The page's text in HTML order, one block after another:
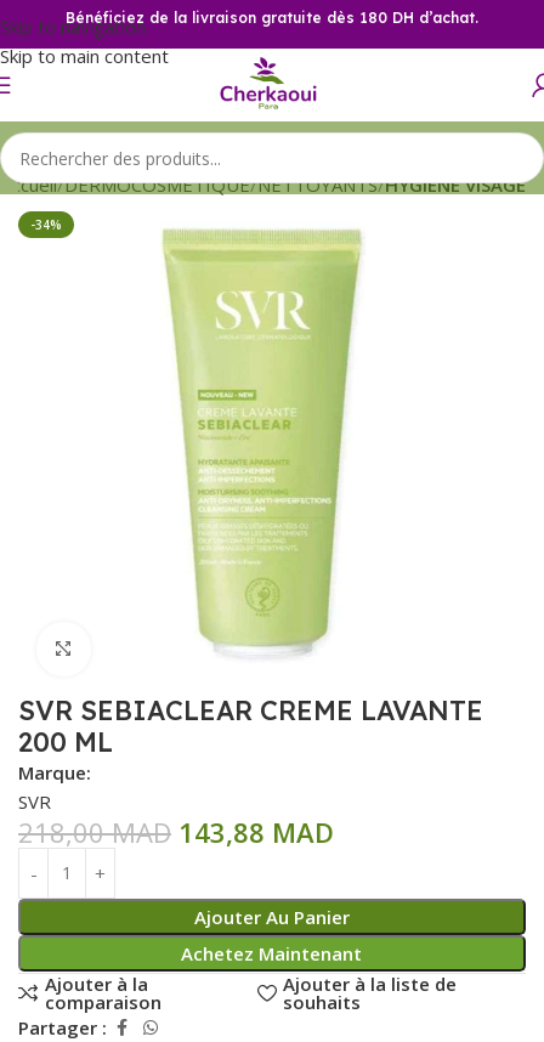
Skip to navigation
Skip to main content
Bénéficiez de la livraison gratuite dès 180 DH d’achat.
Accueil DERMOCOSMETIQUE NETTOYANTS HYGIENE VISAGE
-34%
Click to enlarge
SVR SEBIACLEAR CREME LAVANTE
200 ML
Marque:
SVR
218,00MAD 143,88 MAD
Ajouter Au Panier
Achetez Maintenant
Ajouter à la
comparaison
Ajouter à la liste de
souhaits
Partager :